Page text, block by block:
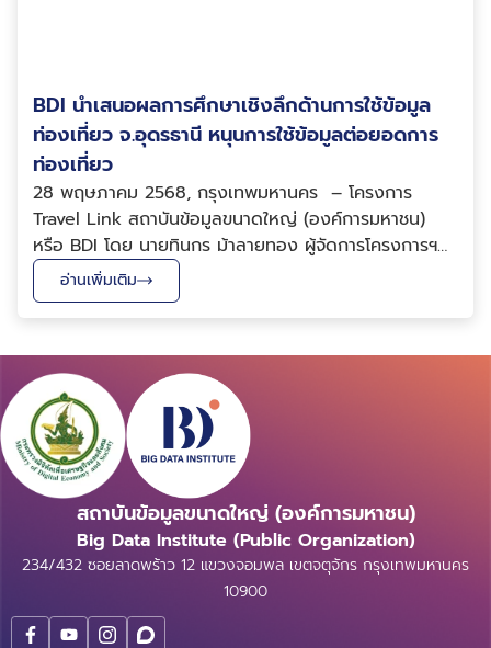
BDI นำเสนอผลการศึกษาเชิงลึกด้านการใช้ข้อมูล
ท่องเที่ยว จ.อุดรธานี หนุนการใช้ข้อมูลต่อยอดการ
ท่องเที่ยว
28 พฤษภาคม 2568, กรุงเทพมหานคร – โครงการ
Travel Link สถาบันข้อมูลขนาดใหญ่ (องค์การมหาชน)
หรือ BDI โดย นายทินกร ม้าลายทอง ผู้จัดการโครงการฯ
และนักวิทยาศาสตร์ข้อมูล พร้อมด้วยผู้แทนจากโครงการ
Travel Link ร่วมประชุมและนำเสนอสรุปผลการสัมภาษณ์
เชิงลึกเกี่ยวกับการใช้ประโยชน์จากข้อมูลด้านการท่องเที่ยว...
อ่านเพิ่มเติม
สถาบันข้อมูลขนาดใหญ่ (องค์การมหาชน)
Big Data Institute (Public Organization)
234/432 ซอยลาดพร้าว 12 แขวงจอมพล เขตจตุจักร กรุงเทพมหานคร
10900